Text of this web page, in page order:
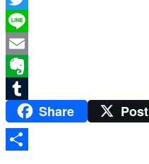
Twitter
Line
Email
Evernote
TumblrShare Post